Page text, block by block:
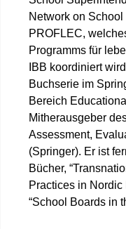
Network on
PROFLEC,
Programms für
IBB koordiniert
Buchserie im
Bereich
Mitherausgeber
Assessment,
(Springer). Er ist
Bücher,
Practices in Nordic
“School Boards in